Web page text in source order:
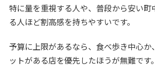
特に量を重視する人や、普段から安い町
る人ほど割高感を持ちやすいです。
予算に上限があるなら、食べ歩き中心か
ットがある店を優先したほうが無難です。